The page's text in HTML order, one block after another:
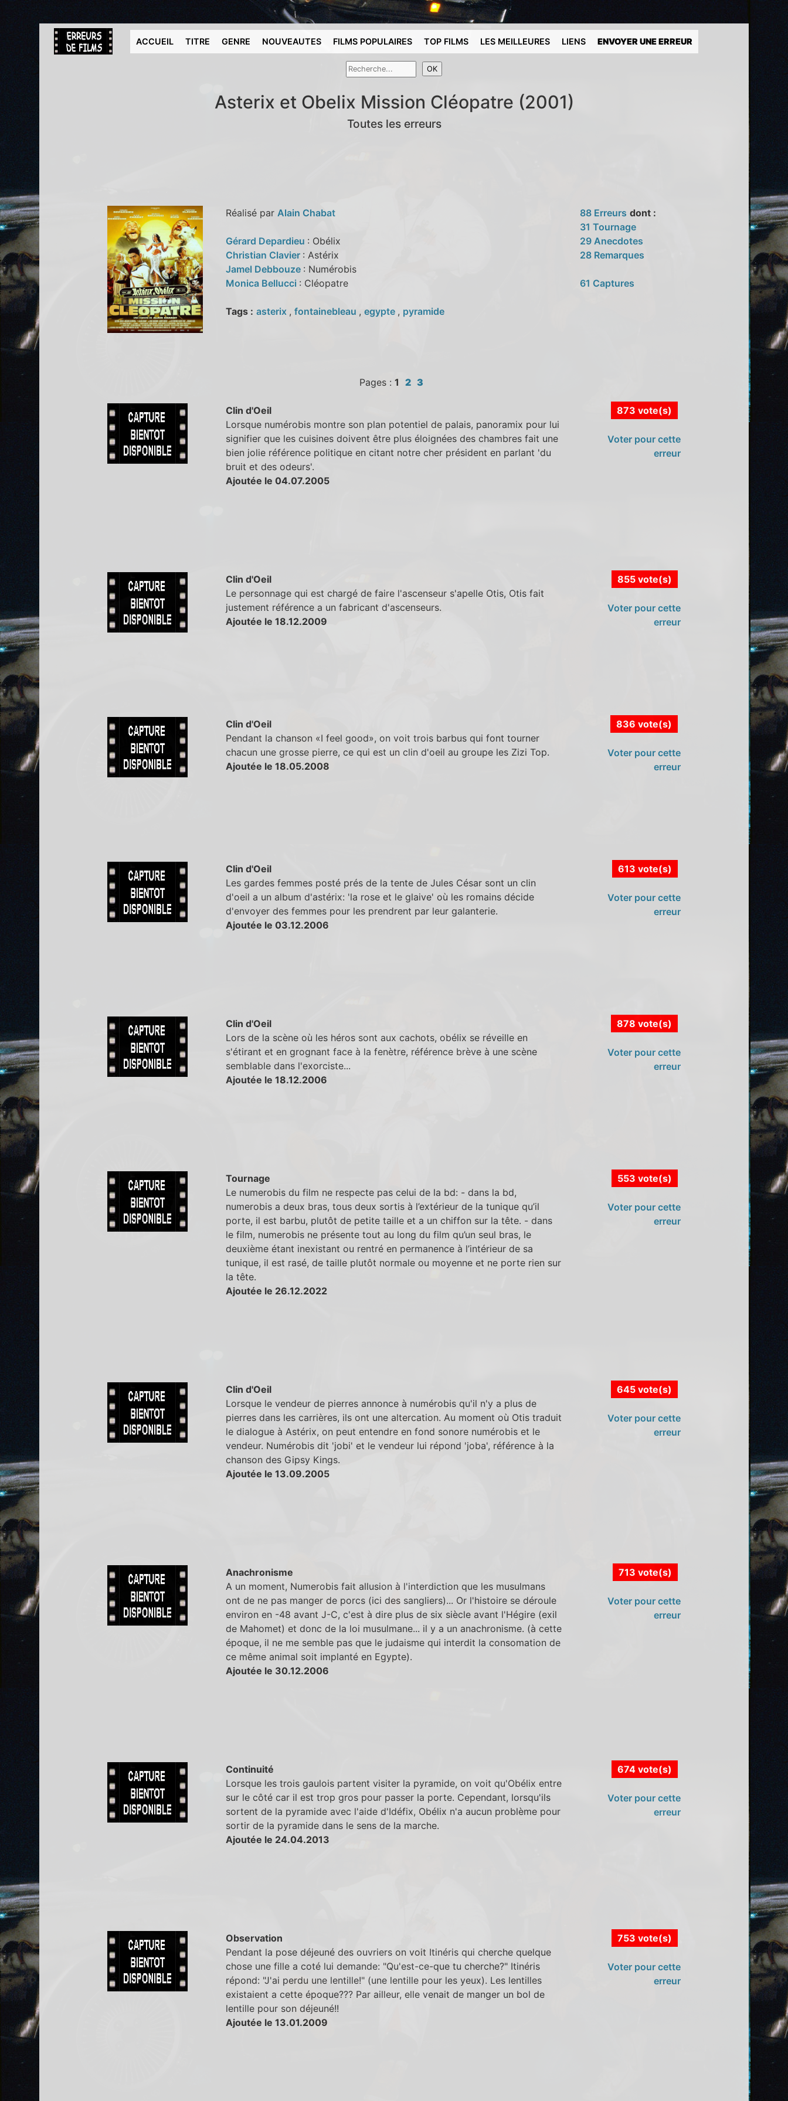
ACCUEIL TITRE GENRE NOUVEAUTES FILMS POPULAIRES TOP FILMS LES MEILLEURES LIENS ENVOYER UNE ERREUR
Asterix et Obelix Mission Cléopatre (2001)
Toutes les erreurs
Réalisé par Alain Chabat
Gérard Depardieu : Obélix
Christian Clavier : Astérix
Jamel Debbouze : Numérobis
Monica Bellucci : Cléopatre
Tags : asterix , fontainebleau , egypte , pyramide
88 Erreurs dont :
31 Tournage
29 Anecdotes
28 Remarques
61 Captures
Pages : 1 2 3
Clin d'Oeil
Lorsque numérobis montre son plan potentiel de palais, panoramix pour lui
signifier que les cuisines doivent être plus éloignées des chambres fait une
bien jolie référence politique en citant notre cher président en parlant 'du
bruit et des odeurs'.
Ajoutée le 04.07.2005
873 vote(s)
Voter pour cette
erreur
Clin d'Oeil
Le personnage qui est chargé de faire l'ascenseur s'apelle Otis, Otis fait
justement référence a un fabricant d'ascenseurs.
Ajoutée le 18.12.2009
855 vote(s)
Voter pour cette
erreur
Clin d'Oeil
Pendant la chanson «I feel good», on voit trois barbus qui font tourner
chacun une grosse pierre, ce qui est un clin d'oeil au groupe les Zizi Top.
Ajoutée le 18.05.2008
836 vote(s)
Voter pour cette
erreur
Clin d'Oeil
Les gardes femmes posté prés de la tente de Jules César sont un clin
d'oeil a un album d'astérix: 'la rose et le glaive' où les romains décide
d'envoyer des femmes pour les prendrent par leur galanterie.
Ajoutée le 03.12.2006
613 vote(s)
Voter pour cette
erreur
Clin d'Oeil
Lors de la scène où les héros sont aux cachots, obélix se réveille en
s'étirant et en grognant face à la fenètre, référence brève à une scène
semblable dans l'exorciste...
Ajoutée le 18.12.2006
878 vote(s)
Voter pour cette
erreur
Tournage
Le numerobis du film ne respecte pas celui de la bd: - dans la bd,
numerobis a deux bras, tous deux sortis à l’extérieur de la tunique qu’il
porte, il est barbu, plutôt de petite taille et a un chiffon sur la tête. - dans
le film, numerobis ne présente tout au long du film qu’un seul bras, le
deuxième étant inexistant ou rentré en permanence à l’intérieur de sa
tunique, il est rasé, de taille plutôt normale ou moyenne et ne porte rien sur
la tête.
Ajoutée le 26.12.2022
553 vote(s)
Voter pour cette
erreur
Clin d'Oeil
Lorsque le vendeur de pierres annonce à numérobis qu'il n'y a plus de
pierres dans les carrières, ils ont une altercation. Au moment où Otis traduit
le dialogue à Astérix, on peut entendre en fond sonore numérobis et le
vendeur. Numérobis dit 'jobi' et le vendeur lui répond 'joba', référence à la
chanson des Gipsy Kings.
Ajoutée le 13.09.2005
645 vote(s)
Voter pour cette
erreur
Anachronisme
A un moment, Numerobis fait allusion à l'interdiction que les musulmans
ont de ne pas manger de porcs (ici des sangliers)... Or l'histoire se déroule
environ en -48 avant J-C, c'est à dire plus de six siècle avant l'Hégire (exil
de Mahomet) et donc de la loi musulmane... il y a un anachronisme. (à cette
époque, il ne me semble pas que le judaisme qui interdit la consomation de
ce même animal soit implanté en Egypte).
Ajoutée le 30.12.2006
713 vote(s)
Voter pour cette
erreur
Continuité
Lorsque les trois gaulois partent visiter la pyramide, on voit qu'Obélix entre
sur le côté car il est trop gros pour passer la porte. Cependant, lorsqu'ils
sortent de la pyramide avec l'aide d'Idéfix, Obélix n'a aucun problème pour
sortir de la pyramide dans le sens de la marche.
Ajoutée le 24.04.2013
674 vote(s)
Voter pour cette
erreur
Observation
Pendant la pose déjeuné des ouvriers on voit Itinéris qui cherche quelque
chose une fille a coté lui demande: "Qu'est-ce-que tu cherche?" Itinéris
répond: "J'ai perdu une lentille!" (une lentille pour les yeux). Les lentilles
existaient a cette époque??? Par ailleur, elle venait de manger un bol de
lentille pour son déjeuné!!
Ajoutée le 13.01.2009
753 vote(s)
Voter pour cette
erreur